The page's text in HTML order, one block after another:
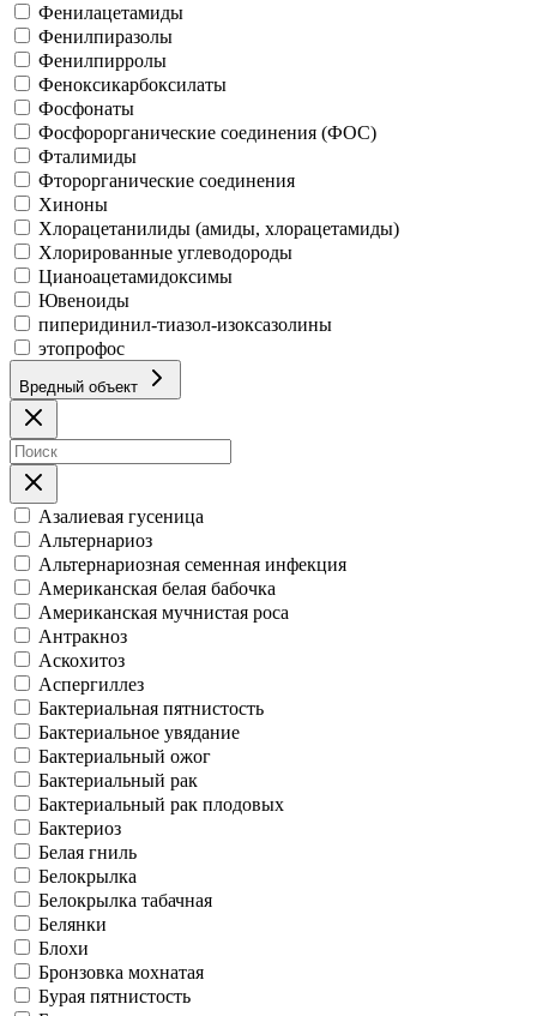
Фенилацетамиды
Фенилпиразолы
Фенилпирролы
Феноксикарбоксилаты
Фосфонаты
Фосфорорганические соединения (ФОС)
Фталимиды
Фторорганические соединения
Хиноны
Хлорацетанилиды (амиды, хлорацетамиды)
Хлорированные углеводороды
Цианоацетамидоксимы
Ювеноиды
пиперидинил-тиазол-изоксазолины
этопрофос
Вредный объект
Азалиевая гусеница
Альтернариоз
Альтернариозная семенная инфекция
Американская белая бабочка
Американская мучнистая роса
Антракноз
Аскохитоз
Аспергиллез
Бактериальная пятнистость
Бактериальное увядание
Бактериальный ожог
Бактериальный рак
Бактериальный рак плодовых
Бактериоз
Белая гниль
Белокрылка
Белокрылка табачная
Белянки
Блохи
Бронзовка мохнатая
Бурая пятнистость